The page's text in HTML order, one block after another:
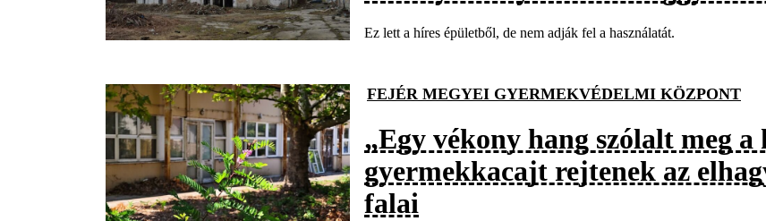
Ez lett a híres épületből, de nem adják fel a használatát.
FEJÉR MEGYEI GYERMEKVÉDELMI KÖZPONT
„Egy vékony hang szólalt meg
gyermekkacajt rejtenek az
falai